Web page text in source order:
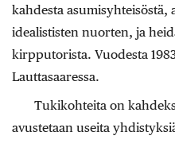
kahdesta asumisyhteisöstä,
idealististen nuorten, ja
kirpputorista. Vuodesta
Lauttasaaressa.
Tukikohteita on
avustetaan useita